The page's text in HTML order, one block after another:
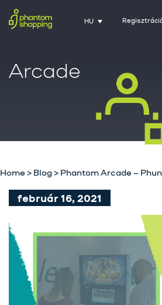
HU
Arcade
Home> Blog> Phantom Arcade –
február 16, 2021